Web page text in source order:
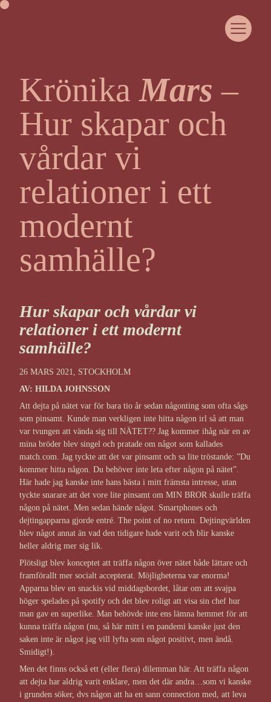
OM HEJA LIVET
COMMUNITY
SAMARBETA MED OSS
CASE
JUST NU
MEDLEMSPORTAL
KONTAKT
KrönikaMars –
Hur skapar och
vårdar vi
relationer i ett
modernt
samhälle?
Hur skapar och vårdar vi
relationer i ett modernt
samhälle?
26 MARS 2021, STOCKHOLM
AV: HILDA JOHNSSON
Att dejta på nätet var för bara tio år sedan någonting som ofta sågs
som pinsamt. Kunde man verkligen inte hitta någon irl så att man
var tvungen att vända sig till NÄTET?? Jag kommer ihåg när en av
mina bröder blev singel och pratade om något som kallades
match.com. Jag tyckte att det var pinsamt och sa lite tröstande: ”Du
kommer hitta någon. Du behöver inte leta efter någon på nätet”.
Här hade jag kanske inte hans bästa i mitt främsta intresse, utan
tyckte snarare att det vore lite pinsamt om MIN BROR skulle träffa
någon på nätet. Men sedan hände något. Smartphones och
dejtingapparna gjorde entré. The point of no return. Dejtingvärlden
blev något annat än vad den tidigare hade varit och blir kanske
heller aldrig mer sig lik.
Plötsligt blev konceptet att träffa någon över nätet både lättare och
framförallt mer socialt accepterat. Möjligheterna var enorma!
Apparna blev en snackis vid middagsbordet, låtar om att svajpa
höger spelades på spotify och det blev roligt att visa sin chef hur
man gav en superlike. Man behövde inte ens lämna hemmet för att
kunna träffa någon (nu, så här mitt i en pandemi kanske just den
saken inte är något jag vill lyfta som något positivt, men ändå.
Smidigt!).
Men det finns också ett (eller flera) dilemman här. Att träffa någon
att dejta har aldrig varit enklare, men det där andra…som vi kanske
i grunden söker, dvs någon att ha en sann connection med, att leva